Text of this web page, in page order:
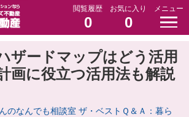
閲覧履歴
0
お気に入り
0
メニュー
ザードマップはどう活用
画に役立つ活用法も解説
のなんでも相談室 ザ・ベストＱ＆Ａ：暮ら